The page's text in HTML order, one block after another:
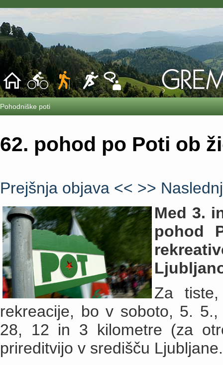
Pohodniške poti
62. pohod po Poti ob
Prejšnja objava << >>
Med 3.
pohod
Za
rekreacije, bo v soboto, 5.
28, 12 in 3 kilometre (za
prireditvijo v središču Ljubljane.